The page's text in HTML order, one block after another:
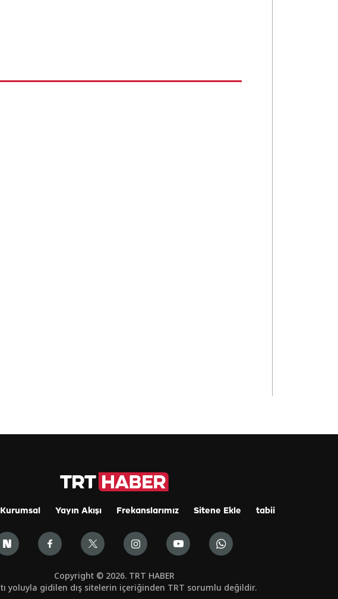
Kurumsal Yayın Akışı Frekanslarımız Sitene Ekle tabii
Copyright © 2026. TRT HABER
yoluyla gidilen dış sitelerin içeriğinden TRT sorumlu değildir.